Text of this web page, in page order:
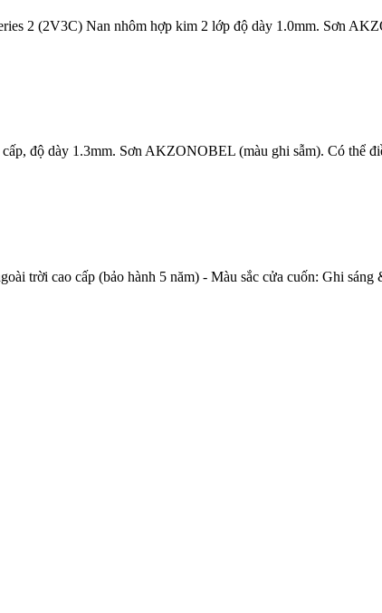
2 (2V3C) Nan nhôm hợp kim 2 lớp độ dày 1.0mm. Sơn
độ dày 1.3mm. Sơn AKZONOBEL (màu ghi sẫm). Có thể
trời cao cấp (bảo hành 5 năm) - Màu sắc cửa cuốn: Ghi sáng